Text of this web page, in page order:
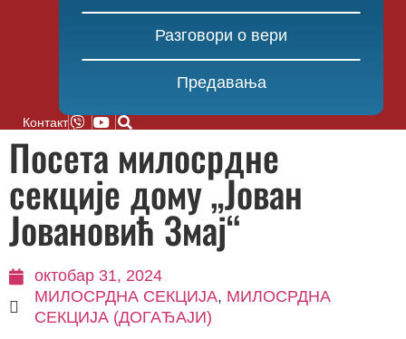
Разговори о вери
Предавања
Контакт
Посета милосрдне
секције дому „Јован
Јовановић Змај“
октобар 31, 2024
МИЛОСРДНА СЕКЦИЈА, МИЛОСРДНА
СЕКЦИЈА (ДОГАЂАЈИ)